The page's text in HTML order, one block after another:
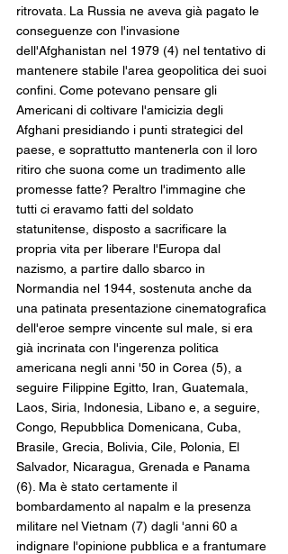
ritrovata. La Russia ne aveva già pagato le
conseguenze con l'invasione
dell'Afghanistan nel 1979 (4) nel tentativo di
mantenere stabile l'area geopolitica dei suoi
confini. Come potevano pensare gli
Americani di coltivare l'amicizia degli
Afghani presidiando i punti strategici del
paese, e soprattutto mantenerla con il loro
ritiro che suona come un tradimento alle
promesse fatte? Peraltro l'immagine che
tutti ci eravamo fatti del soldato
statunitense, disposto a sacrificare la
propria vita per liberare l'Europa dal
nazismo, a partire dallo sbarco in
Normandia nel 1944, sostenuta anche da
una patinata presentazione cinematografica
dell'eroe sempre vincente sul male, si era
già incrinata con l'ingerenza politica
americana negli anni '50 in Corea (5), a
seguire Filippine Egitto, Iran, Guatemala,
Laos, Siria, Indonesia, Libano e, a seguire,
Congo, Repubblica Domenicana, Cuba,
Brasile, Grecia, Bolivia, Cile, Polonia, El
Salvador, Nicaragua, Grenada e Panama
(6). Ma è stato certamente il
bombardamento al napalm e la presenza
militare nel Vietnam (7) dagli 'anni 60 a
indignare l'opinione pubblica e a frantumare